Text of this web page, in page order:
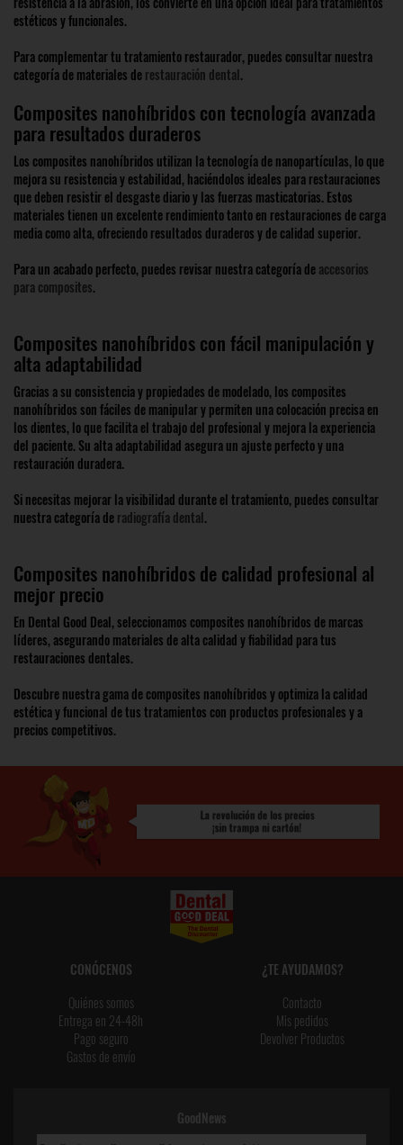
estéticos y funcionales.
Para complementar tu tratamiento restaurador, puedes consultar nuestra
categoría de materiales derestauración dental.
Composites nanohíbridos con tecnología avanzada
para resultados duraderos
Los composites nanohíbridos utilizan la tecnología de nanopartículas, lo que
mejora su resistencia y estabilidad, haciéndolos ideales para restauraciones
que deben resistir el desgaste diario y las fuerzas masticatorias. Estos
materiales tienen un excelente rendimiento tanto en restauraciones de carga
media como alta, ofreciendo resultados duraderos y de calidad superior.
Para un acabado perfecto, puedes revisar nuestra categoría deaccesorios
para composites.
Composites nanohíbridos con fácil manipulación y
alta adaptabilidad
Gracias a su consistencia y propiedades de modelado, los composites
nanohíbridos son fáciles de manipular y permiten una colocación precisa en
los dientes, lo que facilita el trabajo del profesional y mejora la experiencia
del paciente. Su alta adaptabilidad asegura un ajuste perfecto y una
restauración duradera.
Si necesitas mejorar la visibilidad durante el tratamiento, puedes consultar
nuestra categoría deradiografía dental.
Composites nanohíbridos de calidad profesional al
mejor precio
En Dental Good Deal, seleccionamos composites nanohíbridos de marcas
líderes, asegurando materiales de alta calidad y fiabilidad para tus
restauraciones dentales.
Descubre nuestra gama de composites nanohíbridos y optimiza la calidad
estética y funcional de tus tratamientos con productos profesionales y a
precios competitivos.
CONÓCENOS
Quiénes somos
Entrega en 24-48h
Pago seguro
Gastos de envío
¿TE AYUDAMOS?
Contacto
Mis pedidos
Devolver Productos
GoodNews